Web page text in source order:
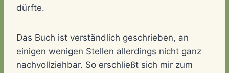
dürfte.
Das Buch ist verständlich geschrieben, an
einigen wenigen Stellen allerdings nicht ganz
nachvollziehbar. So erschließt sich mir zum